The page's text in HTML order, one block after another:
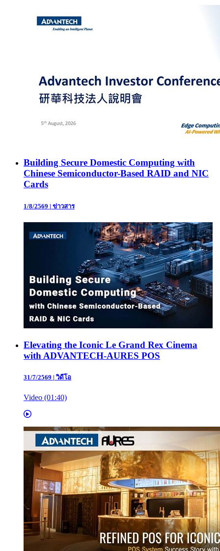
Building Secure Domestic Computing with
Chinese Semiconductor-Based RAID and NIC
Cards
1/8/2569 | ข่าวสาร
Elevating the Iconic Le Grand Rex Cinema
with ADVANTECH-AURES POS
31/7/2569 |วิดีโอ
Video (01:40)